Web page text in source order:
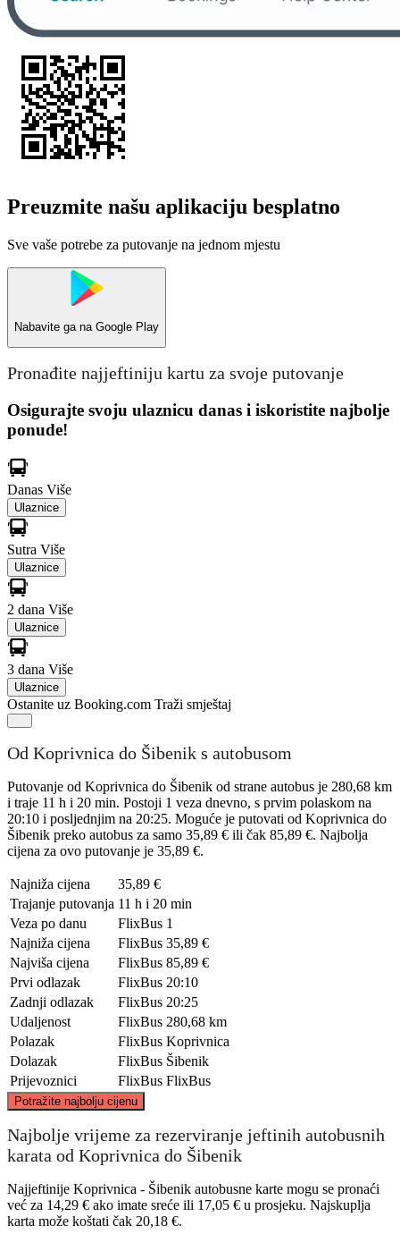
Preuzmite našu aplikaciju besplatno
Sve vaše potrebe za putovanje na jednom mjestu
Nabavite ga na Google Play
Pronađite najjeftiniju kartu za svoje putovanje
Osigurajte svoju ulaznicu danas i iskoristite najbolje
ponude!
Danas Više
Ulaznice
Sutra Više
Ulaznice
2 dana Više
Ulaznice
3 dana Više
Ulaznice
Ostanite uz Booking.com Traži smještaj
Od Koprivnica do Šibenik s autobusom
Putovanje od Koprivnica do Šibenik od strane autobus je 280,68 km
i traje 11 h i 20 min. Postoji 1 veza dnevno, s prvim polaskom na
20:10 i posljednjim na 20:25. Moguće je putovati od Koprivnica do
Šibenik preko autobus za samo 35,89 € ili čak 85,89 €. Najbolja
cijena za ovo putovanje je 35,89 €.
Najniža cijena
35,89 €
Trajanje putovanja 11 h i 20 min
Veza po danu
FlixBus 1
Najniža cijena
FlixBus 35,89 €
Najviša cijena
FlixBus 85,89 €
Prvi odlazak
FlixBus 20:10
Zadnji odlazak
FlixBus 20:25
Udaljenost
FlixBus 280,68 km
Polazak
FlixBus Koprivnica
Dolazak
FlixBus Šibenik
Prijevoznici
FlixBus FlixBus
Potražite najbolju cijenu
©
Najbolje vrijeme za rezerviranje jeftinih autobusnih
karata od Koprivnica do Šibenik
Najjeftinije Koprivnica - Šibenik autobusne karte mogu se pronaći
već za 14,29 € ako imate sreće ili 17,05 € u prosjeku. Najskuplja
karta može koštati čak 20,18 €.